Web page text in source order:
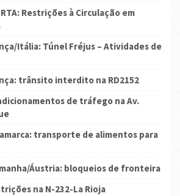
Restrições à Circulação em
Itália: Túnel Fréjus – Atividades de
trânsito interdito na RD2152
de tráfego na Av.
transporte de alimentos para
Áustria: bloqueios de fronteira
na N-232-La Rioja